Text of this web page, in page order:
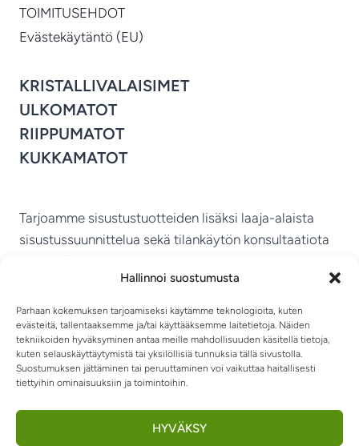
Hallinnoi suostumusta
Parhaan kokemuksen tarjoamiseksi käytämme teknologioita, kuten
evästeitä, tallentaaksemme ja/tai käyttääksemme laitetietoja. Näiden
tekniikoiden hyväksyminen antaa meille mahdollisuuden käsitellä tietoja,
kuten selauskäyttäytymistä tai yksilöllisiä tunnuksia tällä sivustolla.
Suostumuksen jättäminen tai peruuttaminen voi vaikuttaa haitallisesti
tiettyihin ominaisuuksiin ja toimintoihin.
HYVÄKSY
TOIMITUSEHDOT
Evästekäytäntö (EU)
KRISTALLIVALAISIMET
ULKOMATOT
RIIPPUMATOT
KUKKAMATOT
Tarjoamme sisustustuotteiden lisäksi laaja-alaista
sisustussuunnittelua sekä tilankäytön konsultaatiota
MIKKELIN VITRIINI KY
TIETOSUOJASELOSTE
RIIPPUMATOT JA -TUOLIT